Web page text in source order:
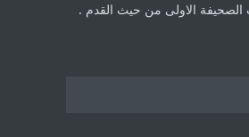
‏الصحيفة الاولى من حيث القدم .